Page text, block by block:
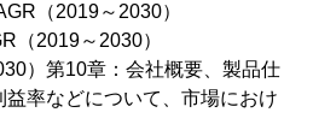
（2019～2030）
（2019～2030）
）第10章：会社概要、製品仕
率などについて、市場におけ